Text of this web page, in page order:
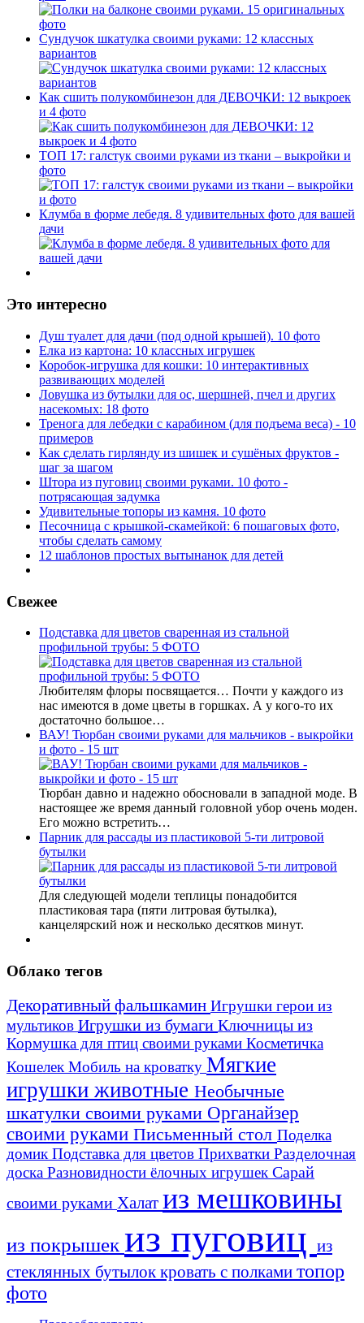
Сундучок шкатулка своими руками: 12 классных
вариантов
Как сшить полукомбинезон для ДЕВОЧКИ: 12 выкроек
и 4 фото
ТОП 17: галстук своими руками из ткани – выкройки и
фото
Клумба в форме лебедя. 8 удивительных фото для вашей
дачи
Это интересно
Душ туалет для дачи (под одной крышей). 10 фото
Елка из картона: 10 классных игрушек
Коробок-игрушка для кошки: 10 интерактивных
развивающих моделей
Ловушка из бутылки для ос, шершней, пчел и других
насекомых: 18 фото
Тренога для лебедки с карабином (для подъема веса) - 10
примеров
Как сделать гирлянду из шишек и сушёных фруктов -
шаг за шагом
Штора из пуговиц своими руками. 10 фото -
потрясающая задумка
Удивительные топоры из камня. 10 фото
Песочница с крышкой-скамейкой: 6 пошаговых фото,
чтобы сделать самому
12 шаблонов простых вытынанок для детей
Свежее
Подставка для цветов сваренная из стальной
профильной трубы: 5 ФОТО
Любителям флоры посвящается… Почти у каждого из
нас имеются в доме цветы в горшках. А у кого-то их
достаточно большое…
ВАУ! Тюрбан своими руками для мальчиков - выкройки
и фото - 15 шт
Тюрбан давно и надежно обосновали в западной моде. В
настоящее же время данный головной убор очень моден.
Его можно встретить…
Парник для рассады из пластиковой 5-ти литровой
бутылки
Для следующей модели теплицы понадобится
пластиковая тара (пяти литровая бутылка),
канцелярский нож и несколько десятков минут.
Облако тегов
Декоративный фальшкамин Игрушки герои из
мультиков Игрушки из бумаги Ключницы из
Кормушка для птиц своими руками Косметичка
Кошелек Мобиль на кроватку Мягкие
игрушки животные Необычные
шкатулки своими руками Органайзер
своими руками Письменный стол Поделка
домик Подставка для цветов Прихватки Разделочная
доска Разновидности ёлочных игрушек Сарай
своими руками Халат из мешковины
из покрышек из пуговиц из
стеклянных бутылок кровать с полками топор
фото